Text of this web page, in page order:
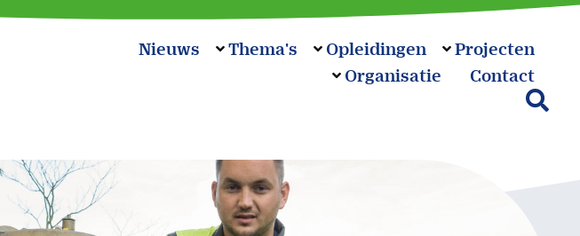
Nieuws Thema's Opleidingen
Projecten
Organisatie
Contact